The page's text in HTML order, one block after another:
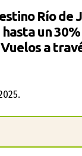
Río de
un
a